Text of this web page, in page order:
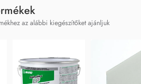
az alábbi kiegészítőket ajánljuk